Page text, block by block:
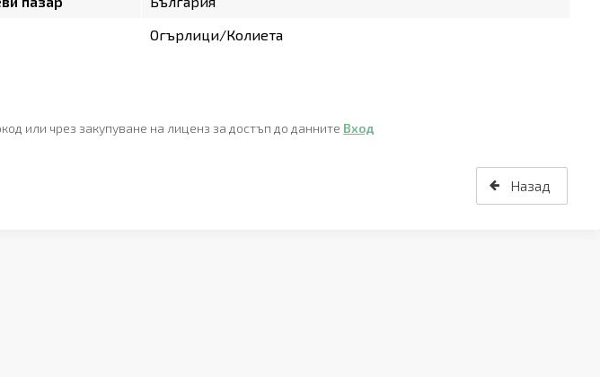
Огърлици/Колиета
или чрез закупуване на лиценз за достъп до данните Вход
Назад